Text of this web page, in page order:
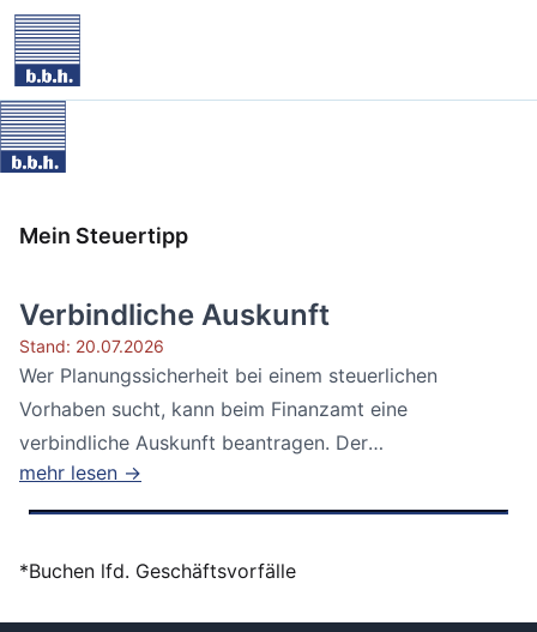
Mein Steuertipp
Verbindliche Auskunft
Stand: 20.07.2026
Wer Planungssicherheit bei einem steuerlichen
Vorhaben sucht, kann beim Finanzamt eine
verbindliche Auskunft beantragen. Der
Bundesfinanzhof...
mehr lesen →
*Buchen lfd. Geschäftsvorfälle